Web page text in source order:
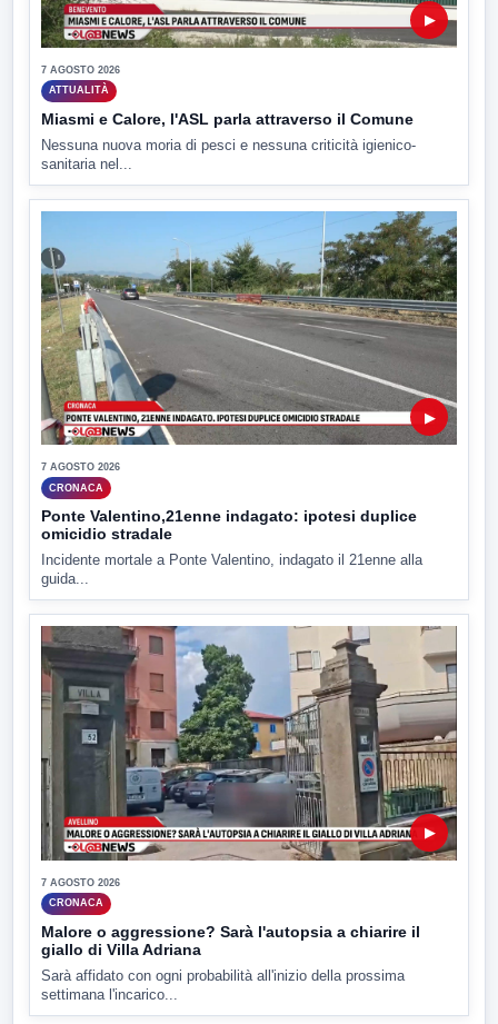
▶
7 AGOSTO 2026
ATTUALITÀ
Miasmi e Calore, l'ASL parla attraverso il Comune
Nessuna nuova moria di pesci e nessuna criticità igienico-
sanitaria nel...
▶
7 AGOSTO 2026
CRONACA
Ponte Valentino,21enne indagato: ipotesi duplice
omicidio stradale
Incidente mortale a Ponte Valentino, indagato il 21enne alla
guida...
▶
7 AGOSTO 2026
CRONACA
Malore o aggressione? Sarà l'autopsia a chiarire il
giallo di Villa Adriana
Sarà affidato con ogni probabilità all'inizio della prossima
settimana l'incarico...